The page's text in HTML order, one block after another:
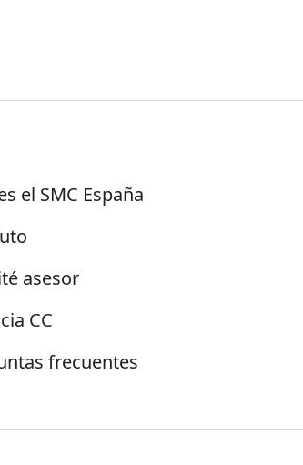
SMC España
el SMC España
asesor
CC
frecuentes